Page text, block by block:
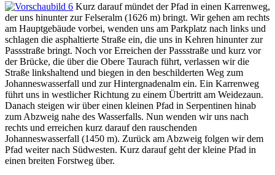
Kurz darauf mündet der Pfad in einen Karrenweg,
der uns hinunter zur Felseralm (1626 m) bringt. Wir gehen am rechts
am Hauptgebäude vorbei, wenden uns am Parkplatz nach links und
schlagen die asphaltierte Straße ein, die uns in Kehren hinunter zur
Passstraße bringt. Noch vor Erreichen der Passstraße und kurz vor
der Brücke, die über die Obere Taurach führt, verlassen wir die
Straße linkshaltend und biegen in den beschilderten Weg zum
Johanneswasserfall und zur Hintergnadenalm ein. Ein Karrenweg
führt uns in westlicher Richtung zu einem Übertritt am Weidezaun.
Danach steigen wir über einen kleinen Pfad in Serpentinen hinab
zum Abzweig nahe des Wasserfalls. Nun wenden wir uns nach
rechts und erreichen kurz darauf den rauschenden
Johanneswasserfall (1450 m). Zurück am Abzweig folgen wir dem
Pfad weiter nach Südwesten. Kurz darauf geht der kleine Pfad in
einen breiten Forstweg über.